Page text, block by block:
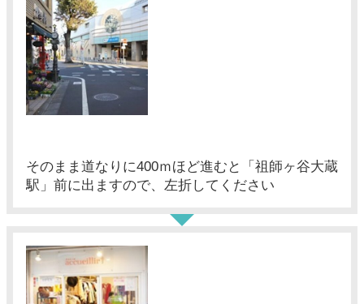
そのまま道なりに400ｍほど進むと「祖師ヶ谷大蔵
駅」前に出ますので、左折してください